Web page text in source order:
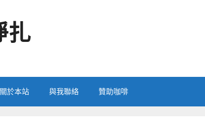
扎
關於本站 與我聯絡 贊助咖啡